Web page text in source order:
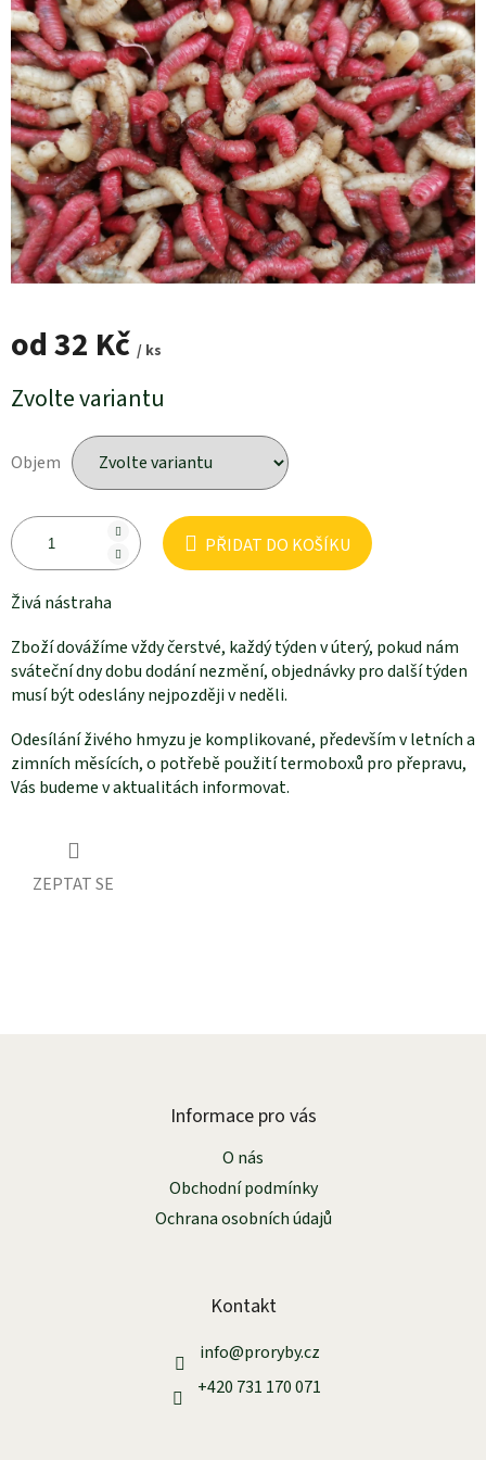
od32 Kč / ks
Měrná
cena:
Zvolte variantu
Objem
PŘIDAT DO KOŠÍKU
Živá nástraha
Zboží dovážíme vždy čerstvé, každý týden v úterý, pokud nám
sváteční dny dobu dodání nezmění, objednávky pro další týden
musí být odeslány nejpozději v neděli.
Odesílání živého hmyzu je komplikované, především v letních a
zimních měsících, o potřebě použití termoboxů pro přepravu,
Vás budeme v aktualitách informovat.
ZEPTAT SE
Informace pro vás
O nás
Obchodní podmínky
Ochrana osobních údajů
Kontakt
info@proryby.cz
+420 731 170 071